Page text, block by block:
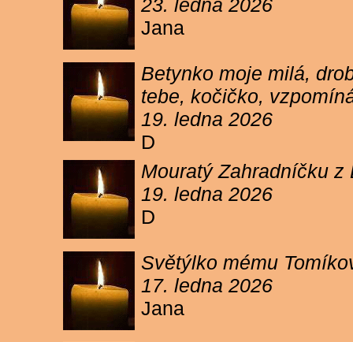
23. ledna 2026
Jana
Betynko moje milá,
tebe, kočičko,
19. ledna 2026
D
Mouratý Zahradníčku
19. ledna 2026
D
Světýlko mému
17. ledna 2026
Jana